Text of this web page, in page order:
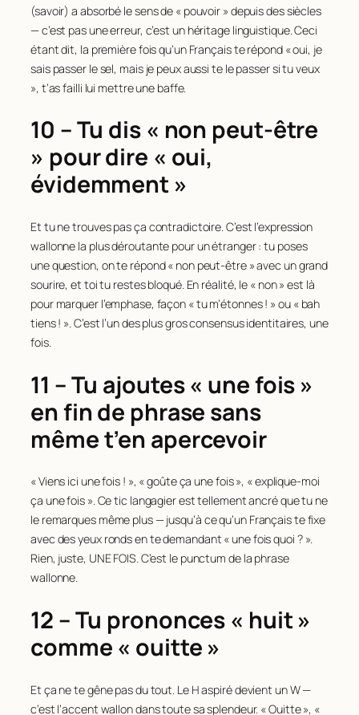
(savoir) a absorbé le sens de « pouvoir » depuis des siècles
— c’est pas une erreur, c’est un héritage linguistique. Ceci
étant dit, la première fois qu’un Français te répond « oui, je
sais passer le sel, mais je peux aussi te le passer si tu veux
», t’as failli lui mettre une baffe.
10 – Tu dis « non peut-être
» pour dire « oui,
évidemment »
Et tu ne trouves pas ça contradictoire. C’est l’expression
wallonne la plus déroutante pour un étranger : tu poses
une question, on te répond « non peut-être » avec un grand
sourire, et toi tu restes bloqué. En réalité, le « non » est là
pour marquer l’emphase, façon « tu m’étonnes ! » ou « bah
tiens ! ». C’est l’un des plus gros consensus identitaires, une
fois.
11 – Tu ajoutes « une fois »
en fin de phrase sans
même t’en apercevoir
« Viens ici une fois ! », « goûte ça une fois », « explique-moi
ça une fois ». Ce tic langagier est tellement ancré que tu ne
le remarques même plus — jusqu’à ce qu’un Français te fixe
avec des yeux ronds en te demandant « une fois quoi ? ».
Rien, juste, UNE FOIS. C’est le punctum de la phrase
wallonne.
12 – Tu prononces « huit »
comme « ouitte »
Et ça ne te gêne pas du tout. Le H aspiré devient un W —
c’est l’accent wallon dans toute sa splendeur. « Ouitte », «